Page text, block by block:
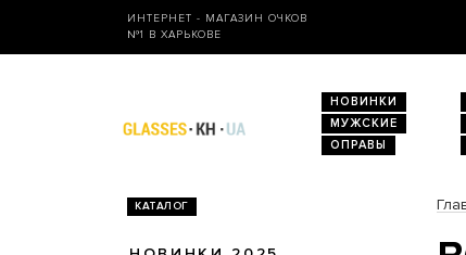
ИНТЕРНЕТ - МАГАЗИН ОЧКОВ
№1 В ХАРЬКОВЕ
НОВИНКИ
МУЖСКИЕ
ОПРАВЫ
КАТАЛОГ